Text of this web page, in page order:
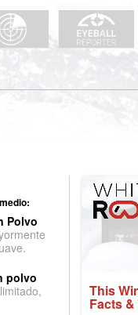
Polvo
polvo
This
Facts